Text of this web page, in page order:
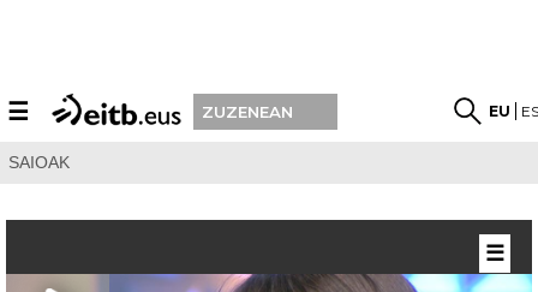
☰ ZUZENEAN EU
SAIOAK
☰